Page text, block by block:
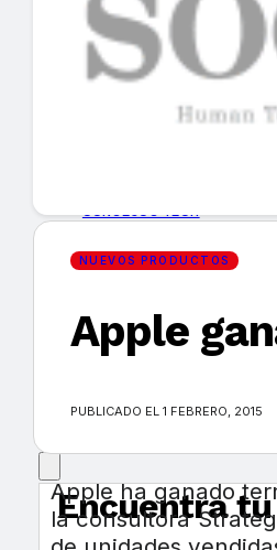
INICIO
EMPRESAS
GUÍA DE COMPRA
MERCADOS Y TENDENCIAS
Encuentra
NUEVOS PRODUCTOS
Apple
PUBLICADO EL 1 FEBRERO, 2015
Apple ha ganado
la consultora